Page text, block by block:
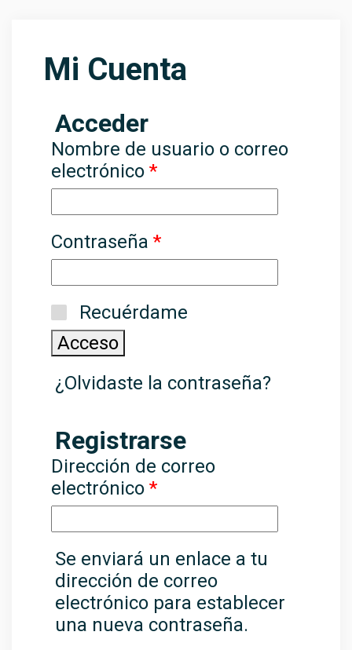
Mi Cuenta
Acceder
Nombre de usuario o correo
electrónico *
Contraseña *
Recuérdame
Acceso
¿Olvidaste la contraseña?
Registrarse
Dirección de correo
electrónico *
Se enviará un enlace a tu
dirección de correo
electrónico para establecer
una nueva contraseña.